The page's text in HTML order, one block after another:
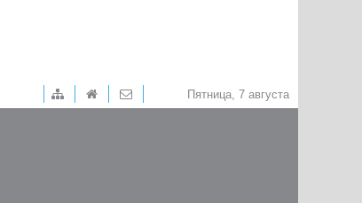
Пятница, 7 августа